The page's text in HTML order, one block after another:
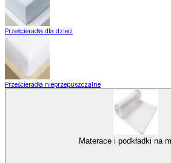
Prześcieradła dla dzieci
Prześcieradła nieprzepuszczalne
Materace i podkładki na